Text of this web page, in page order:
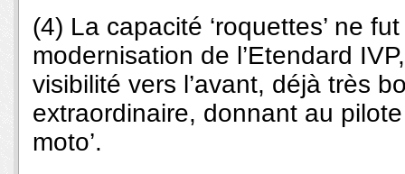
(4) La capacité ‘roquettes’ ne
modernisation de l’Etendard
visibilité vers l’avant, déjà très
extraordinaire, donnant au pilote
moto’.